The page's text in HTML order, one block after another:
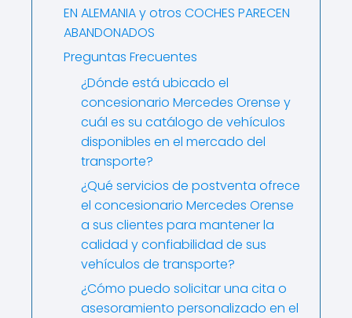
EN ALEMANIA y otros COCHES PARECEN
ABANDONADOS
Preguntas Frecuentes
¿Dónde está ubicado el
concesionario Mercedes Orense y
cuál es su catálogo de vehículos
disponibles en el mercado del
transporte?
¿Qué servicios de postventa ofrece
el concesionario Mercedes Orense
a sus clientes para mantener la
calidad y confiabilidad de sus
vehículos de transporte?
¿Cómo puedo solicitar una cita o
asesoramiento personalizado en el